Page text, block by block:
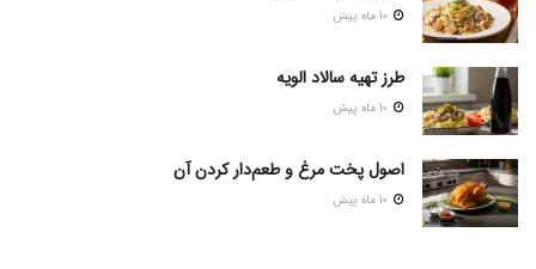
طرز تهیه سالاد الویه
اصول پخت مرغ و طعم‌دار کردن آن